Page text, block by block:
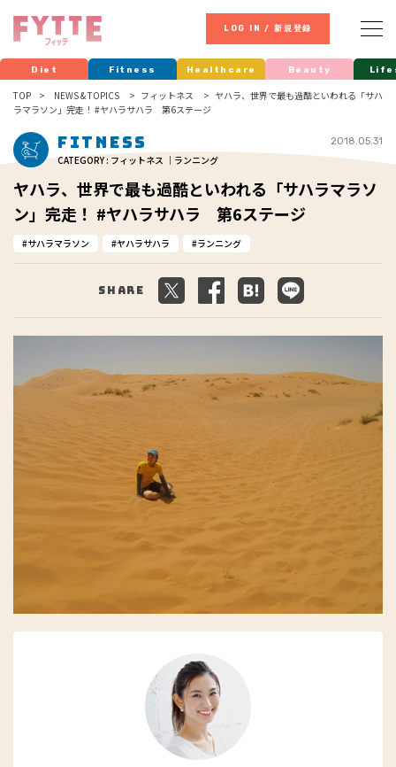
LOG IN / 新規登録
Diet Fitness Healthcare Beauty
TOP NEWS & TOPICS フィットネス
ヤハラ、世界で最も過酷といわれる「サハ
ラマラソン」完走！ #ヤハラサハラ 第6ステージ
Fitness
CATEGORY : フィットネス ｜ランニング
2018.05.31
ヤハラ、世界で最も過酷といわれる「サハラマラソ
ン」完走！ #ヤハラサハラ 第6ステージ
サハラマラソン ヤハラサハラ ランニング
Share